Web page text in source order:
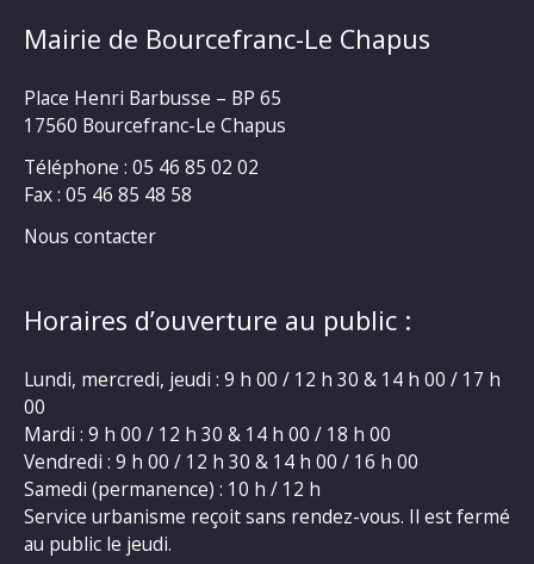
Mairie de Bourcefranc-Le Chapus
Place Henri Barbusse – BP 65
17560 Bourcefranc-Le Chapus
Téléphone : 05 46 85 02 02
Fax : 05 46 85 48 58
Nous contacter
Horaires d’ouverture au public :
Lundi, mercredi, jeudi : 9 h 00 / 12 h 30 & 14 h 00 / 17 h
00
Mardi : 9 h 00 / 12 h 30 & 14 h 00 / 18 h 00
Vendredi : 9 h 00 / 12 h 30 & 14 h 00 / 16 h 00
Samedi (permanence) : 10 h / 12 h
Service urbanisme reçoit sans rendez-vous. Il est fermé
au public le jeudi.